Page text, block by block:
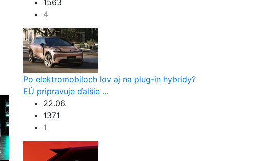
1563
4
Po elektromobiloch lov aj na plug-in hybridy?
EÚ pripravuje ďalšie ...
22.06.
1371
1